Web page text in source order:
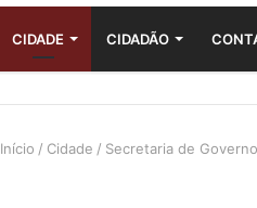
CIDADE CIDADÃO
Início / Cidade / Secretaria de